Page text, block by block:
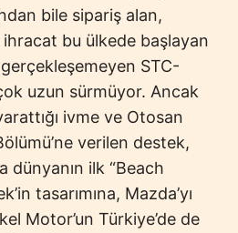
bile sipariş alan,
ihracat bu ülkede başlayan
STC-
uzun sürmüyor. Ancak
ivme ve Otosan
verilen destek,
dünyanın ilk “Beach
tasarımına, Mazda’yı
Motor’un Türkiye’de de